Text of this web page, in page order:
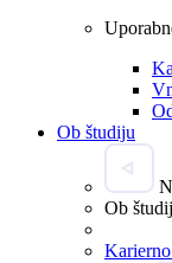
Ob študiju
Ob